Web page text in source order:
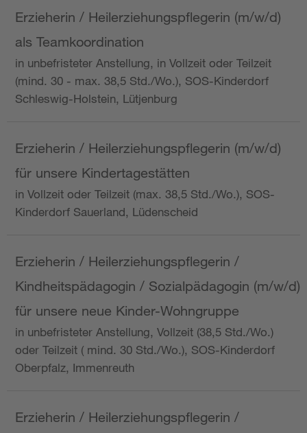
Erzieherin / Heilerziehungspflegerin (m/w/d)
als Teamkoordination
in unbefristeter Anstellung, in Vollzeit oder Teilzeit
(mind. 30 - max. 38,5 Std./Wo.), SOS-Kinderdorf
Schleswig-Holstein, Lütjenburg
Erzieherin / Heilerziehungspflegerin (m/w/d)
für unsere Kindertagestätten
in Vollzeit oder Teilzeit (max. 38,5 Std./Wo.), SOS-
Kinderdorf Sauerland, Lüdenscheid
Erzieherin / Heilerziehungspflegerin /
Kindheitspädagogin / Sozialpädagogin (m/w/d)
für unsere neue Kinder-Wohngruppe
in unbefristeter Anstellung, Vollzeit (38,5 Std./Wo.)
oder Teilzeit ( mind. 30 Std./Wo.), SOS-Kinderdorf
Oberpfalz, Immenreuth
Erzieherin / Heilerziehungspflegerin /